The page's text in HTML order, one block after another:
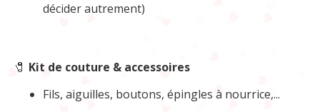
décider autrement)
🧷 Kit de couture & accessoires
Fils, aiguilles, boutons, épingles à nourrice,...